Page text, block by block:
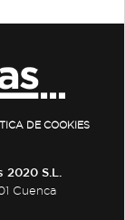
DE COOKIES
S.L.
Cuenca